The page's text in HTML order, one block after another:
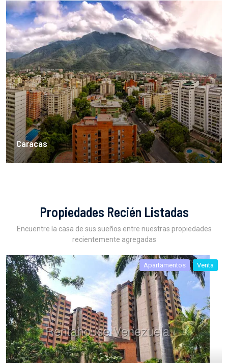
Caracas
Propiedades Recién Listadas
Encuentre la casa de sus sueños entre nuestras propiedades
recientemente agregadas
Apartamentos Venta